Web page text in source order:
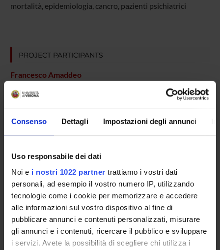
Consenso Dettagli Impostazioni degli annunci
Uso responsabile dei dati
Noi e i nostri 1022 partner trattiamo i vostri dati
personali, ad esempio il vostro numero IP, utilizzando
tecnologie come i cookie per memorizzare e accedere
alle informazioni sul vostro dispositivo al fine di
pubblicare annunci e contenuti personalizzati, misurare
gli annunci e i contenuti, ricercare il pubblico e sviluppare
i servizi. Avete la possibilità di scegliere chi utilizza i
mortalità, epidemiologia, cancro, pazienti psichiatrici
PROJECT PARTICIPANTS
Francesco Amaddeo
Associate Professor
Michele Tansella
SECTIONS